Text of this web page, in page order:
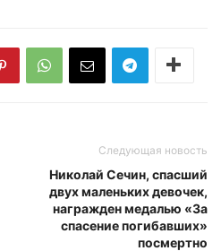
Следующая новость
Николай Сечин, спасший
двух маленьких девочек,
награжден медалью «За
спасение погибавших»
посмертно